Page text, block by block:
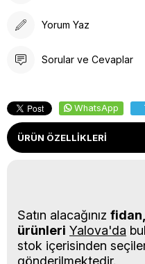
Yorum Yaz
Sorular ve Cevaplar
WhatsApp
ÜRÜN ÖZELLIKLERI
Satın alacağınız
ürünleri Yalova'da
stok içerisinden